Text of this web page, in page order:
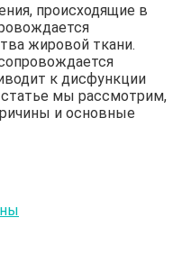
происходящие в
жировой ткани.
к дисфункции
статье мы рассмотрим,
и основные